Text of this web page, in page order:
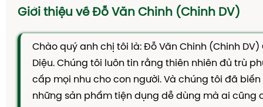
SIRO HO
SIRO TÁO BÓN
HÀ THỦ Ô
TAM THẤT MẬT ONG
Giới thiệu về Đỗ Văn Chinh (Chinh DV)
Chào quý anh chị tôi là: Đỗ Văn Chinh (Chinh DV)
Diệu. Chúng tôi luôn tin rằng thiên nhiên đủ trù
cấp mọi nhu cho con người. Và chúng tôi đã
những sản phẩm tiện dụng dễ dùng mà ai cũng